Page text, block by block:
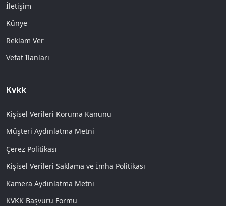
İletişim
Künye
Reklam Ver
Vefat İlanları
Kvkk
Kişisel Verileri Koruma Kanunu
Müşteri Aydınlatma Metni
Çerez Politikası
Kişisel Verileri Saklama ve İmha Politikası
Kamera Aydınlatma Metni
KVKK Başvuru Formu